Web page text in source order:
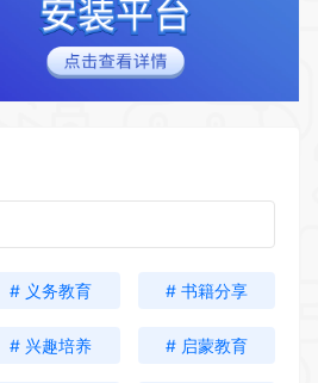
# 义务教育 # 书籍分享
# 兴趣培养 # 启蒙教育